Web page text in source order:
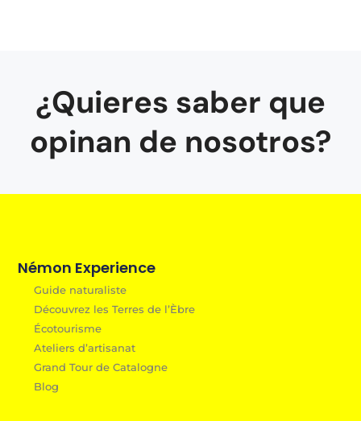
¿Quieres saber que
opinan de nosotros?
Némon Experience
Guide naturaliste
Découvrez les Terres de l’Èbre
Écotourisme
Ateliers d’artisanat
Grand Tour de Catalogne
Blog